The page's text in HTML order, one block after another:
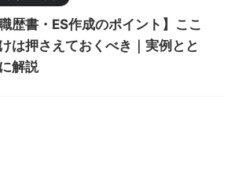
職歴書・ES作成のポイント】ここ
は押さえておくべき｜実例とと
解説